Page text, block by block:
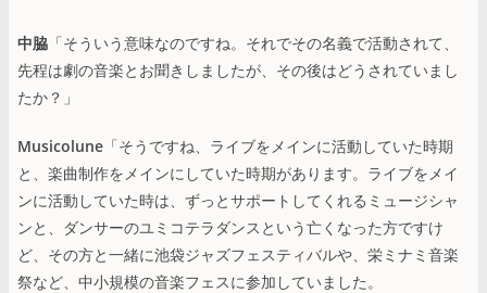
中脇 「そういう意味なのですね。それでその名義で活動されて、
先程は劇の音楽とお聞きしましたが、その後はどうされていまし
たか？」
Musicolune 「そうですね、ライブをメインに活動していた時期
と、楽曲制作をメインにしていた時期があります。ライブをメイ
ンに活動していた時は、ずっとサポートしてくれるミュージシャ
ンと、ダンサーのユミコテラダンスという亡くなった方ですけ
ど、その方と一緒に池袋ジャズフェスティバルや、栄ミナミ音楽
祭など、中小規模の音楽フェスに参加していました。